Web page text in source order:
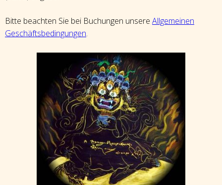
Bitte beachten Sie bei Buchungen unsere Allgemeinen
Geschäftsbedingungen.